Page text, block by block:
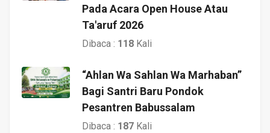
Pada Acara Open House Atau
Ta'aruf 2026
Dibaca : 118 Kali
“Ahlan Wa Sahlan Wa Marhaban”
Bagi Santri Baru Pondok
Pesantren Babussalam
Dibaca : 187 Kali